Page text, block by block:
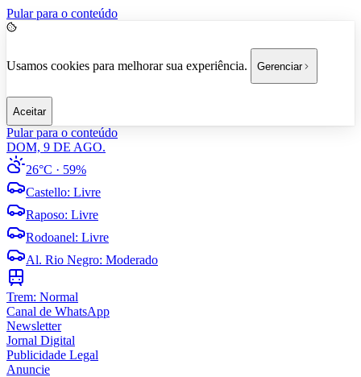
Pular para o conteúdo
Usamos cookies para melhorar sua experiência. Gerenciar
Aceitar
Pular para o conteúdo
DOM, 9 DE AGO.
26°C · 59%
Castello: Livre
Raposo: Livre
Rodoanel: Livre
Al. Rio Negro: Moderado
Trem: Normal
Canal de WhatsApp
Newsletter
Jornal Digital
Publicidade Legal
Anuncie